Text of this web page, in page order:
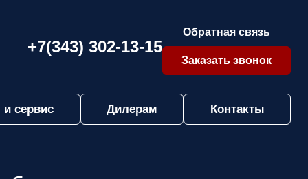
+7(343) 302-13-15
Обратная связь
Заказать звонок
и сервис Дилерам Контакты